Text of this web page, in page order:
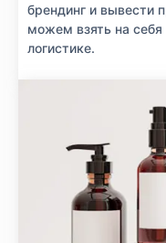
брендинг и вывести
можем взять на себя
логистике.